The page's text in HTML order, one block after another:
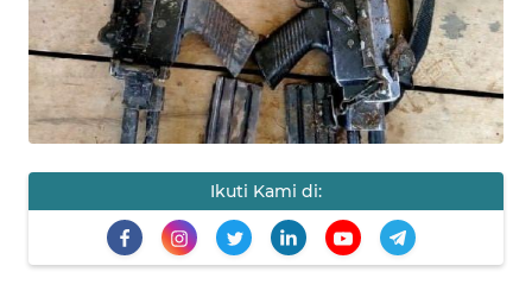
Ikuti Kami di:
INTERNASIONAL
SERBA-SERBI
OLAHRAGA